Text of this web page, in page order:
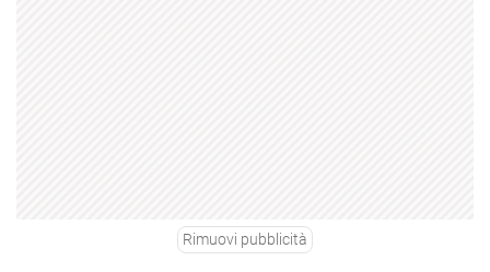
Rimuovi pubblicità